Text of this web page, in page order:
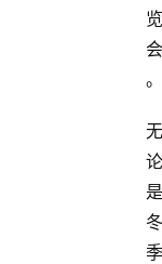
览
会
。
无
论
是
冬
季